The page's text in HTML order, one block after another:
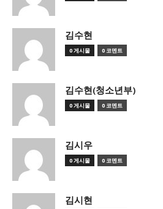
김수현
0 게시물 0 코멘트
김수현(청소년부)
0 게시물 0 코멘트
김시우
0 게시물 0 코멘트
김시현